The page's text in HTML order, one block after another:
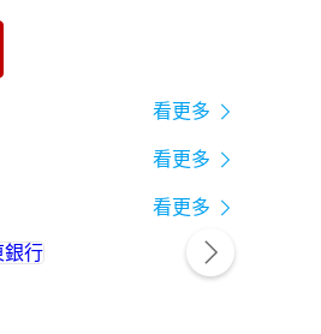
看更多
看更多
看更多